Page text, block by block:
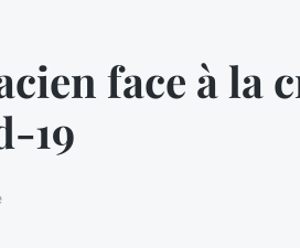
face à la
19